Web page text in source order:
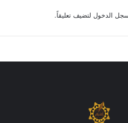
الدخول لتضيف تعليقاً.